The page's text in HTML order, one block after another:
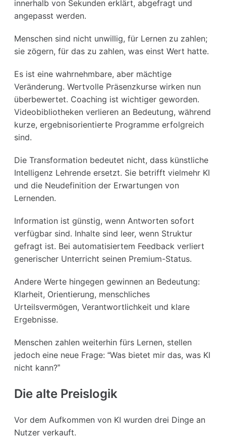
innerhalb von Sekunden erklärt, abgefragt und
angepasst werden.
Menschen sind nicht unwillig, für Lernen zu zahlen;
sie zögern, für das zu zahlen, was einst Wert hatte.
Es ist eine wahrnehmbare, aber mächtige
Veränderung. Wertvolle Präsenzkurse wirken nun
überbewertet. Coaching ist wichtiger geworden.
Videobibliotheken verlieren an Bedeutung, während
kurze, ergebnisorientierte Programme erfolgreich
sind.
Die Transformation bedeutet nicht, dass künstliche
Intelligenz Lehrende ersetzt. Sie betrifft vielmehr KI
und die Neudefinition der Erwartungen von
Lernenden.
Information ist günstig, wenn Antworten sofort
verfügbar sind. Inhalte sind leer, wenn Struktur
gefragt ist. Bei automatisiertem Feedback verliert
generischer Unterricht seinen Premium-Status.
Andere Werte hingegen gewinnen an Bedeutung:
Klarheit, Orientierung, menschliches
Urteilsvermögen, Verantwortlichkeit und klare
Ergebnisse.
Menschen zahlen weiterhin fürs Lernen, stellen
jedoch eine neue Frage: “Was bietet mir das, was KI
nicht kann?”
Die alte Preislogik
Vor dem Aufkommen von KI wurden drei Dinge an
Nutzer verkauft.